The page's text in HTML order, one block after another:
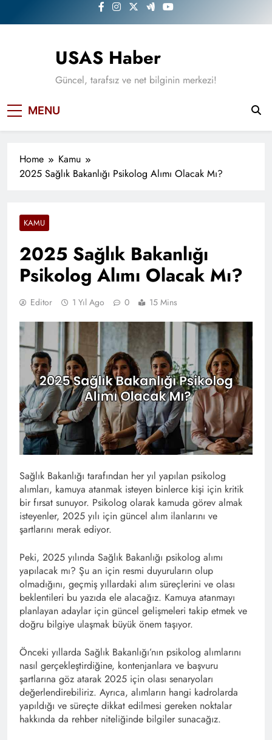
to
USAS Haber
Güncel, tarafsız ve net bilginin merkezi!
MENU
Home
Kamu
2025 Sağlık Bakanlığı Psikolog Alımı Olacak Mı?
KAMU
2025 Sağlık Bakanlığı
Psikolog Alımı Olacak Mı?
Editor 1 Yıl Ago 0 15 Mins
Sağlık Bakanlığı tarafından her yıl yapılan psikolog
alımları, kamuya atanmak isteyen binlerce kişi için kritik
bir fırsat sunuyor. Psikolog olarak kamuda görev almak
isteyenler, 2025 yılı için güncel alım ilanlarını ve
şartlarını merak ediyor.
Peki, 2025 yılında Sağlık Bakanlığı psikolog alımı
yapılacak mı? Şu an için resmi duyuruların olup
olmadığını, geçmiş yıllardaki alım süreçlerini ve olası
beklentileri bu yazıda ele alacağız. Kamuya atanmayı
planlayan adaylar için güncel gelişmeleri takip etmek ve
doğru bilgiye ulaşmak büyük önem taşıyor.
Önceki yıllarda Sağlık Bakanlığı’nın psikolog alımlarını
nasıl gerçekleştirdiğine, kontenjanlara ve başvuru
şartlarına göz atarak 2025 için olası senaryoları
değerlendirebiliriz. Ayrıca, alımların hangi kadrolarda
yapıldığı ve süreçte dikkat edilmesi gereken noktalar
hakkında da rehber niteliğinde bilgiler sunacağız.